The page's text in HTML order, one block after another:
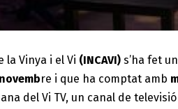
la Vinya i el Vi (INCAVI) s’ha fet
re i que ha comptat amb
del Vi TV, un canal de